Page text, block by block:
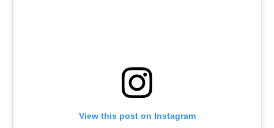
View this post on Instagram